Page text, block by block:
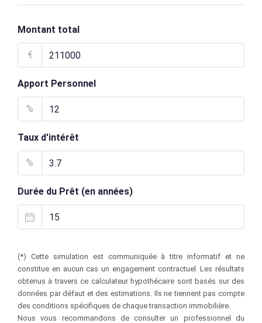
Montant total
€
Apport Personnel
%
Taux d'intérêt
%
Durée du Prêt (en années)
(*) Cette simulation est communiquée à titre informatif et ne
constitue en aucun cas un engagement contractuel. Les résultats
obtenus à travers ce calculateur hypothécaire sont basés sur des
données par défaut et des estimations. Ils ne tiennent pas compte
des conditions spécifiques de chaque transaction immobilière.
Nous vous recommandons de consulter un professionnel du